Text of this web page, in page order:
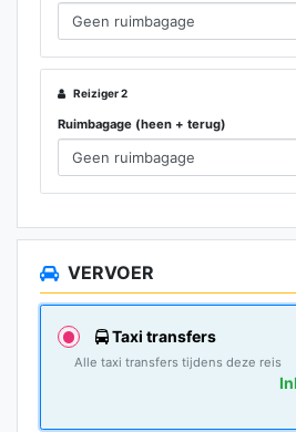
Reiziger 2
Ruimbagage (heen + terug)
VERVOER
Taxi transfers
Alle taxi transfers tijdens deze reis